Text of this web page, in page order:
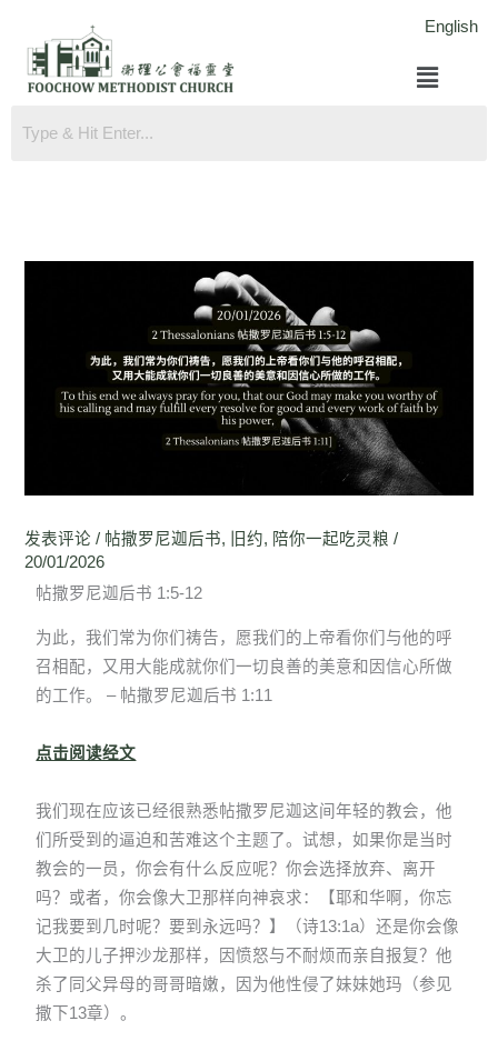
English
菜
单
发表评论 / 帖撒罗尼迦后书, 旧约, 陪你一起吃灵粮 /
20/01/2026
帖撒罗尼迦后书 1:5-12
为此，我们常为你们祷告，愿我们的上帝看你们与他的呼
召相配，又用大能成就你们一切良善的美意和因信心所做
的工作。 – 帖撒罗尼迦后书 1:11
点击阅读经文
我们现在应该已经很熟悉帖撒罗尼迦这间年轻的教会，他
们所受到的逼迫和苦难这个主题了。试想，如果你是当时
教会的一员，你会有什么反应呢？你会选择放弃、离开
吗？或者，你会像大卫那样向神哀求：【耶和华啊，你忘
记我要到几时呢？要到永远吗？】（诗13:1a）还是你会像
大卫的儿子押沙龙那样，因愤怒与不耐烦而亲自报复？他
杀了同父异母的哥哥暗嫩，因为他性侵了妹妹她玛（参见
撒下13章）。